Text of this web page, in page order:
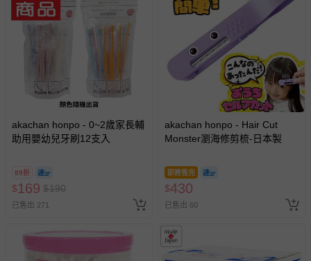
式、折價券與購物金的使用、退貨及商品運送方式等有疑
問，你可詳見：
媽咪愛客服中心
預購商品：預購為海外同步代購，遇缺貨即會通知媽咪並協
助取消退款事宜。
商品如因「價格、組合」等錯誤原因，導致無法安排出貨，
會主動以簡訊及mail通知訂單取消事宜，並將提供適當補
akachan honpo - 0~2歲家長輔
助用嬰幼兒牙刷12支入
89折
$169 $190
已售出 271
akachan honpo - Hair Cut
Monster瀏海修剪梳-日本製
即將售完
$430
已售出 60